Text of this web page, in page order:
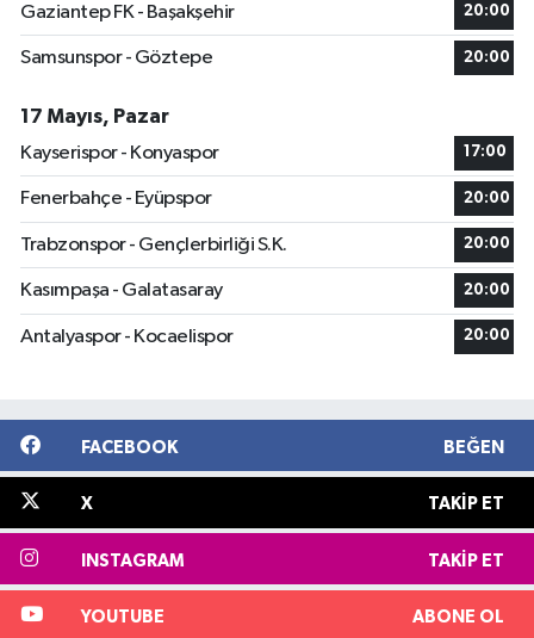
Gaziantep FK - Başakşehir 20:00
Samsunspor - Göztepe 20:00
17 Mayıs, Pazar
Kayserispor - Konyaspor
17:00
Fenerbahçe - Eyüpspor 20:00
Trabzonspor - Gençlerbirliği S.K. 20:00
Kasımpaşa - Galatasaray 20:00
Antalyaspor - Kocaelispor 20:00
FACEBOOK BEĞEN
X TAKIP ET
INSTAGRAM TAKIP ET
YOUTUBE ABONE OL